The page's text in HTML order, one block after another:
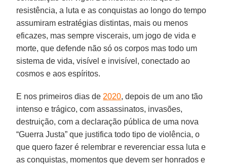
resistência, a luta e as conquistas ao longo do tempo
assumiram estratégias distintas, mais ou menos
eficazes, mas sempre viscerais, um jogo de vida e
morte, que defende não só os corpos mas todo um
sistema de vida, visível e invisível, conectado ao
cosmos e aos espíritos.
E nos primeiros dias de 2020, depois de um ano tão
intenso e trágico, com assassinatos, invasões,
destruição, com a declaração pública de uma nova
“Guerra Justa” que justifica todo tipo de violência, o
que quero fazer é relembrar e reverenciar essa luta e
as conquistas, momentos que devem ser honrados e